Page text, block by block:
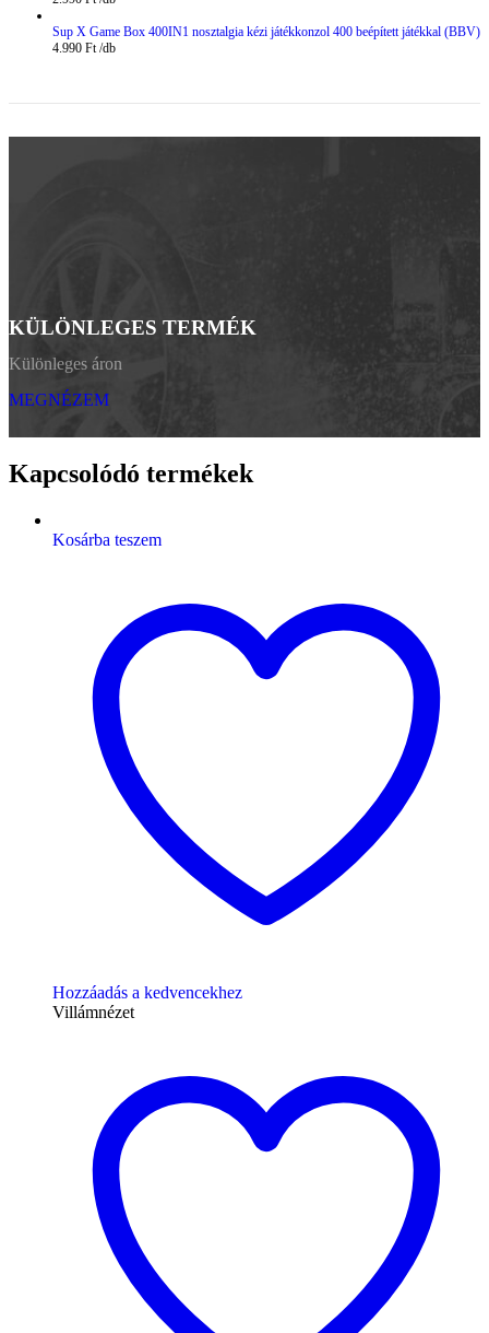
Sup X Game Box 400IN1 nosztalgia kézi játékkonzol 400 beépített játékkal (BBV)
4.990 Ft
KÜLÖNLEGES TERMÉK
Különleges áron
MEGNÉZEM
Kapcsolódó termékek
Kosárba teszem
Hozzáadás a kedvencekhez
Villámnézet